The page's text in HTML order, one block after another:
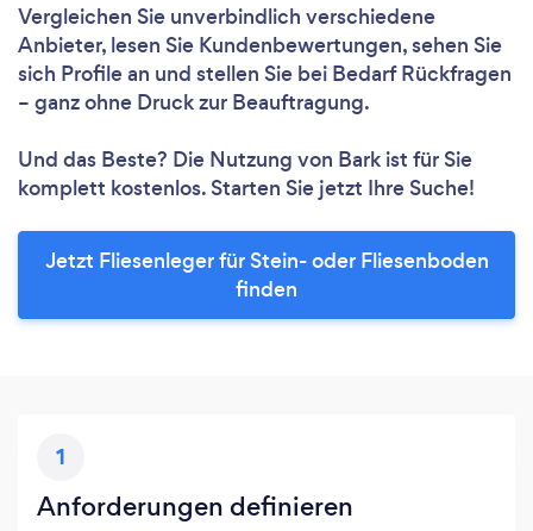
Vergleichen Sie unverbindlich verschiedene
Anbieter, lesen Sie Kundenbewertungen, sehen Sie
sich Profile an und stellen Sie bei Bedarf Rückfragen
– ganz ohne Druck zur Beauftragung.
Und das Beste? Die Nutzung von Bark ist für Sie
komplett kostenlos. Starten Sie jetzt Ihre Suche!
Jetzt Fliesenleger für Stein- oder Fliesenboden
finden
1
Anforderungen definieren